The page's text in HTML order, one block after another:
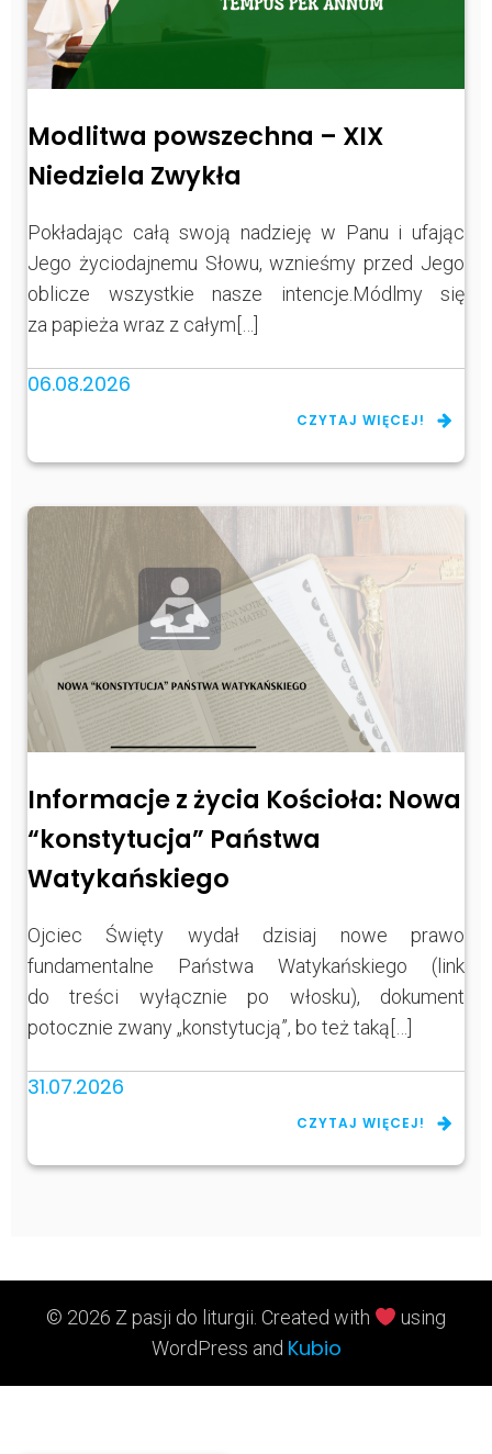
Modlitwa powszechna – XIX
Niedziela Zwykła
Pokładając całą swoją nadzieję w Panu i ufając
Jego życiodajnemu Słowu, wznieśmy przed Jego
oblicze wszystkie nasze intencje.Módlmy się
za papieża wraz z całym[…]
06.08.2026
CZYTAJ WIĘCEJ!
Informacje z życia Kościoła: Nowa
“konstytucja” Państwa
Watykańskiego
Ojciec Święty wydał dzisiaj nowe prawo
fundamentalne Państwa Watykańskiego (link
do treści wyłącznie po włosku), dokument
potocznie zwany „konstytucją”, bo też taką[…]
31.07.2026
CZYTAJ WIĘCEJ!
© 2026 Z pasji do liturgii. Created with
using
WordPress and Kubio